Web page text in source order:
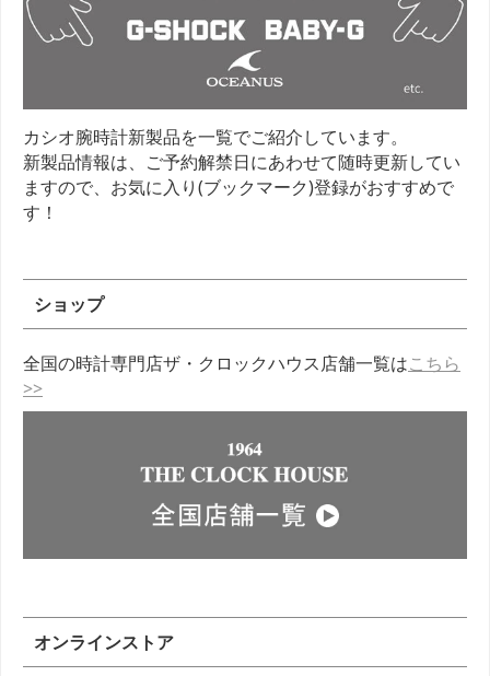
カシオ腕時計新製品を一覧でご紹介しています。
新製品情報は、ご予約解禁日にあわせて随時更新してい
ますので、お気に入り(ブックマーク)登録がおすすめで
す！
ショップ
全国の時計専門店ザ・クロックハウス店舗一覧はこちら
>>
オンラインストア